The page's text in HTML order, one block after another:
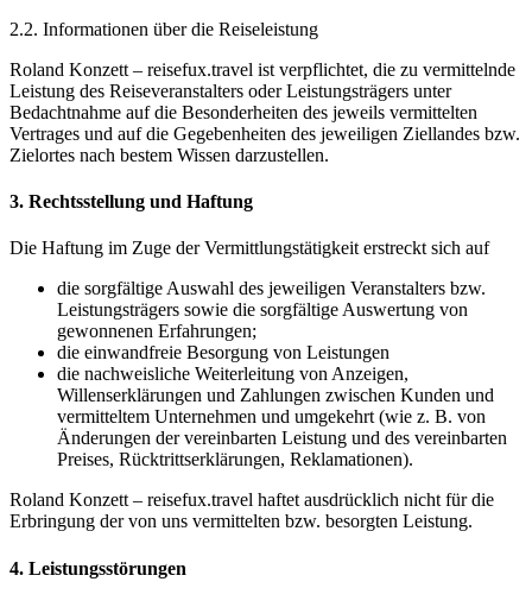
2.2. Informationen über die Reiseleistung
Roland Konzett – reisefux.travel ist verpflichtet, die zu vermittelnde
Leistung des Reiseveranstalters oder Leistungsträgers unter
Bedachtnahme auf die Besonderheiten des jeweils vermittelten
Vertrages und auf die Gegebenheiten des jeweiligen Ziellandes bzw.
Zielortes nach bestem Wissen darzustellen.
3. Rechtsstellung und Haftung
Die Haftung im Zuge der Vermittlungstätigkeit erstreckt sich auf
die sorgfältige Auswahl des jeweiligen Veranstalters bzw.
Leistungsträgers sowie die sorgfältige Auswertung von
gewonnenen Erfahrungen;
die einwandfreie Besorgung von Leistungen
die nachweisliche Weiterleitung von Anzeigen,
Willenserklärungen und Zahlungen zwischen Kunden und
vermitteltem Unternehmen und umgekehrt (wie z. B. von
Änderungen der vereinbarten Leistung und des vereinbarten
Preises, Rücktrittserklärungen, Reklamationen).
Roland Konzett – reisefux.travel haftet ausdrücklich nicht für die
Erbringung der von uns vermittelten bzw. besorgten Leistung.
4. Leistungsstörungen